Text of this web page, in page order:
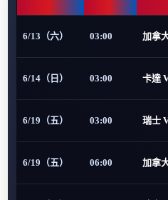
6/13（六） 03:00 加拿
6/14（日） 03:00 卡達
6/19（五） 03:00 瑞士
6/19（五） 06:00 加拿